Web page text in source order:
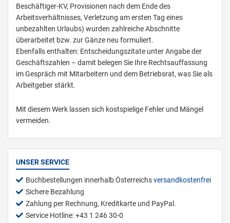
Beschäftiger-KV, Provisionen nach dem Ende des
Arbeitsverhältnisses, Verletzung am ersten Tag eines
unbezahlten Urlaubs) wurden zahlreiche Abschnitte
überarbeitet bzw. zur Gänze neu formuliert.
Ebenfalls enthalten: Entscheidungszitate unter Angabe der
Geschäftszahlen – damit belegen Sie Ihre Rechtsauffassung
im Gespräch mit Mitarbeitern und dem Betriebsrat, was Sie als
Arbeitgeber stärkt.
Mit diesem Werk lassen sich kostspielige Fehler und Mängel
vermeiden.
UNSER SERVICE
Buchbestellungen innerhalb Österreichsversandkostenfrei
Sichere Bezahlung
Zahlung per Rechnung, Kreditkarte und PayPal.
Service Hotline: +43 1 246 30-0